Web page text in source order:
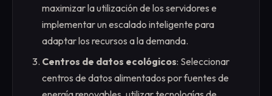
maximizar la utilización de los servidores e
implementar un escalado inteligente para
adaptar los recursos a la demanda.
Centros de datos ecológicos: Seleccionar
centros de datos alimentados por fuentes de